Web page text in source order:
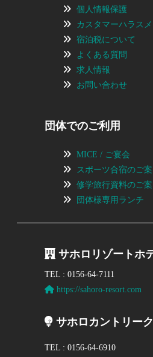
個人情報保護
カスタマーハラス
宿泊税について
よくある質問
求人情報
お問い合わせ
団体でのご利用
MICE / ご宴会
スポーツ合宿のご
修学旅行資料のご
団体様専用ランチ
サホロリゾートホ
TEL : 0156-64-7111
https://sahoro-resort.com
サホロカントリー
TEL : 0156-64-6910